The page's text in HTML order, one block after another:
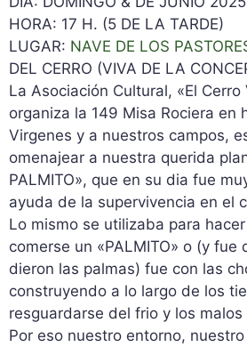
HORA: 17 H. (5 DE LA TARDE)
LUGAR: NAVE DE LOS
DEL CERRO (VIVA DE LA
La Asociación Cultural, «El Cerro
organiza la 149 Misa Rociera en
Virgenes y a nuestros campos,
omenajear a nuestra querida
PALMITO», que en su dia fue
ayuda de la supervivencia en el
Lo mismo se utilizaba para hacer
comerse un «PALMITO» o (y fue
dieron las palmas) fue con las
construyendo a lo largo de los
resguardarse del frio y los malos
Por eso nuestro entorno,